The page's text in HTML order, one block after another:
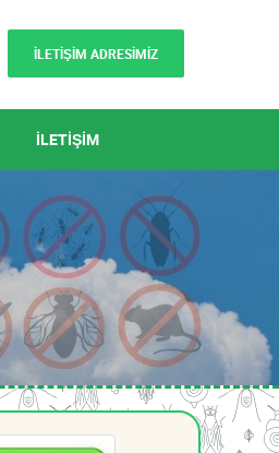
İLETİŞİM ADRESİMİZ
İLETİŞİM